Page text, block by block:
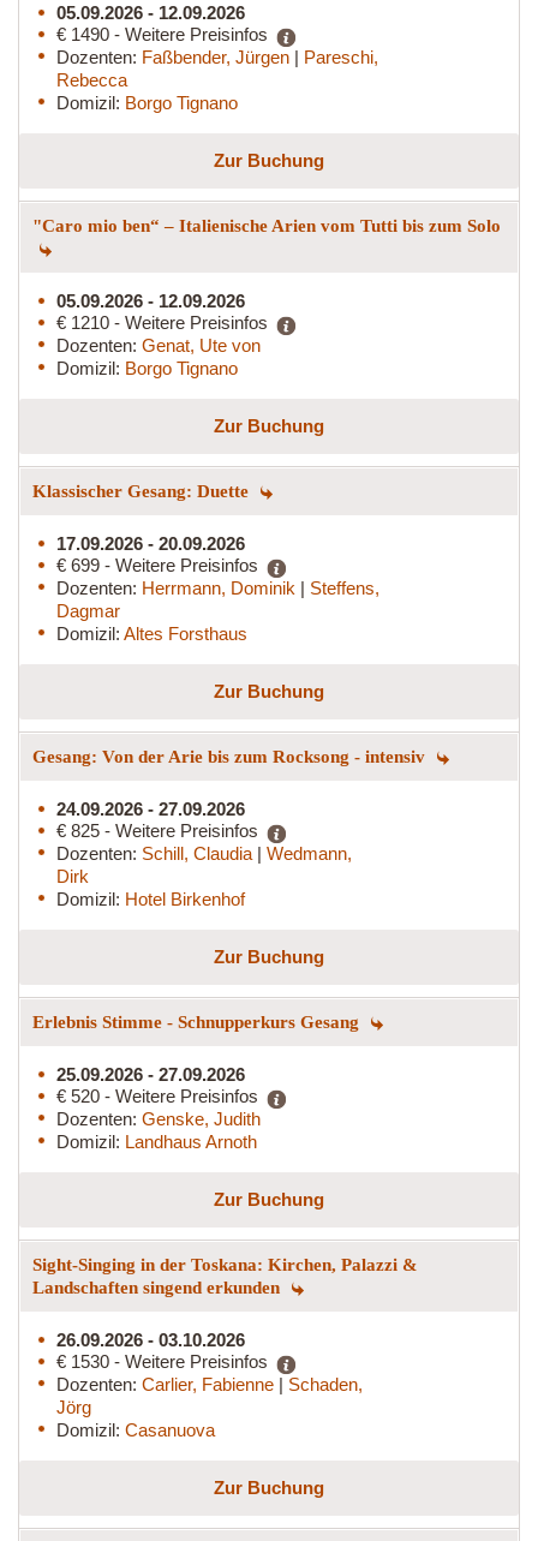
05.09.2026 - 12.09.2026
€ 1490 - Weitere Preisinfos
Dozenten: Faßbender, Jürgen | Pareschi,
Rebecca
Domizil: Borgo Tignano
Zur Buchung
"Caro mio ben“ – Italienische Arien vom Tutti bis zum Solo
05.09.2026 - 12.09.2026
€ 1210 - Weitere Preisinfos
Dozenten: Genat, Ute von
Domizil: Borgo Tignano
Zur Buchung
Klassischer Gesang: Duette
17.09.2026 - 20.09.2026
€ 699 - Weitere Preisinfos
Dozenten: Herrmann, Dominik | Steffens,
Dagmar
Domizil: Altes Forsthaus
Zur Buchung
Gesang: Von der Arie bis zum Rocksong - intensiv
24.09.2026 - 27.09.2026
€ 825 - Weitere Preisinfos
Dozenten: Schill, Claudia | Wedmann,
Dirk
Domizil: Hotel Birkenhof
Zur Buchung
Erlebnis Stimme - Schnupperkurs Gesang
25.09.2026 - 27.09.2026
€ 520 - Weitere Preisinfos
Dozenten: Genske, Judith
Domizil: Landhaus Arnoth
Zur Buchung
Sight-Singing in der Toskana: Kirchen, Palazzi &
Landschaften singend erkunden
26.09.2026 - 03.10.2026
€ 1530 - Weitere Preisinfos
Dozenten: Carlier, Fabienne | Schaden,
Jörg
Domizil: Casanuova
Zur Buchung